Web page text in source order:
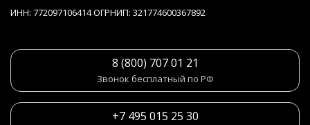
ИНН: 772097106414 ОГРНИП: 321774600367892
8 (800) 707 01 21
Звонок бесплатный по РФ
+7 495 015 25 30